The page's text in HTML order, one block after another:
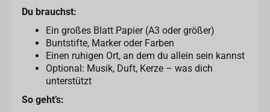
Du brauchst:
Ein großes Blatt Papier (A3 oder größer)
Buntstifte, Marker oder Farben
Einen ruhigen Ort, an dem du allein sein kannst
Optional: Musik, Duft, Kerze – was dich
unterstützt
So geht’s: